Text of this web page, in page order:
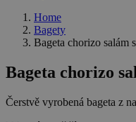
Home
Bagety
Bageta chorizo salám
Bageta chorizo
Čerstvě vyrobená bageta z